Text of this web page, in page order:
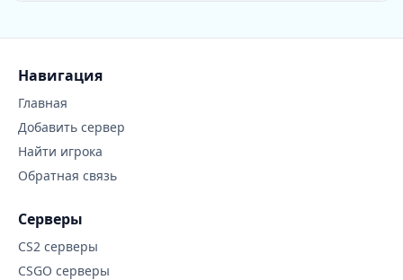
Навигация
Главная
Добавить сервер
Найти игрока
Обратная связь
Серверы
CS2 серверы
CSGO серверы